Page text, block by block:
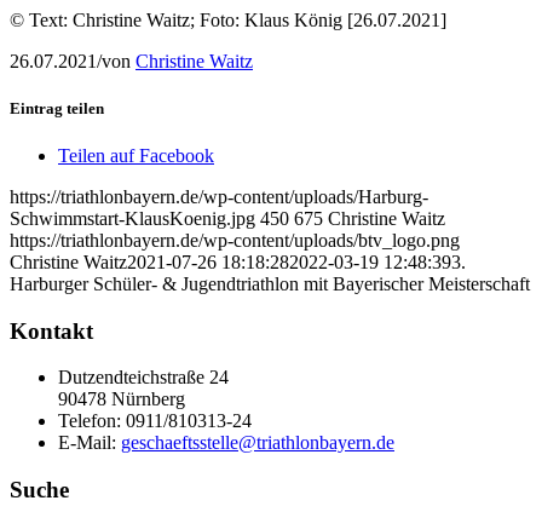
© Text: Christine Waitz; Foto: Klaus König [26.07.2021]
26.07.2021/von Christine Waitz
Eintrag teilen
Teilen auf Facebook
https://triathlonbayern.de/wp-content/uploads/Harburg-
Schwimmstart-KlausKoenig.jpg 450 675 Christine Waitz
https://triathlonbayern.de/wp-content/uploads/btv_logo.png
Christine Waitz2021-07-26 18:18:282022-03-19 12:48:393.
Harburger Schüler- & Jugendtriathlon mit Bayerischer Meisterschaft
Kontakt
Dutzendteichstraße 24
90478 Nürnberg
Telefon: 0911/810313-24
E-Mail: geschaeftsstelle@triathlonbayern.de
Suche